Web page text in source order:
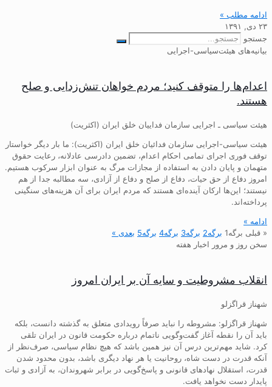
ادامه مطلب »
۲۳ دی, ۱۳۹۱
جستجو
بیانیه‌های هیئت‌سیاسی-اجرایی
اعدام‌ها را متوقف کنید؛ مردم خواهان تنش‌زدایی و صلح
هستند.
هیئت سیاسی ـ اجرایی سازمان فداییان خلق ایران (اکثریت)
هیئت سیاسی-اجرایی سازمان فدائیان خلق ایران (اکثریت): ما بار دیگر خواستار
توقف فوری اجرای تمامی احکام اعدام، تضمین دادرسی عادلانه، رعایت حقوق
متهمان و پایان دادن به استفاده از مجازات مرگ به عنوان ابزار سرکوب هستیم.
امروز دفاع از حق حیات، دفاع از صلح و دفاع از آزادی، سه مطالبه جدا از هم
نیستند؛ این‌ها ارکان آینده‌ای هستند که مردم ایران برای آن هزینه‌های سنگینی
پرداخته‌اند.
ادامه »
« قبلی برگه1 برگه2 برگه3 برگه4 برگه5 بعدی »
سخن روز و مرور اخبار هفته
انقلاب مشروطیت و سایه آن بر ایران امروز
شهناز قراگزلو
شهناز قراگزلو: مشروطه را نباید صرفاً رویدادی متعلق به گذشته دانست، بلکه
باید آن را نقطه آغاز گفت‌وگویی ناتمام درباره حکومت قانون در ایران تلقی
کرد. شاید مهم‌ترین درس آن نیز همین باشد که هیچ نظام سیاسی، صرف‌نظر از
آنکه قدرت در دست شاه، روحانیت یا هر نهاد دیگری باشد، بدون محدود شدن
قدرت، استقلال نهادهای قانونی و پاسخ‌گویی در برابر شهروندان، به آزادی و ثبات
پایدار دست نخواهد یافت.